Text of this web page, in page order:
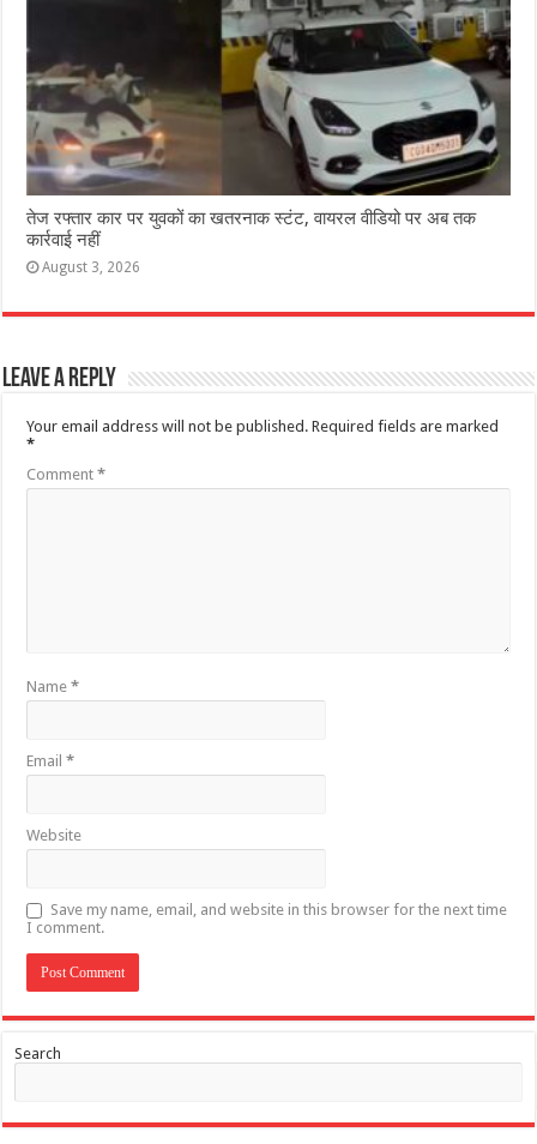
तेज रफ्तार कार पर युवकों का खतरनाक स्टंट, वायरल वीडियो पर अब तक
कार्रवाई नहीं
August 3, 2026
Leave a Reply
Your email address will not be published. Required fields are marked
*
Comment*
Name*
Email*
Website
Save my name, email, and website in this browser for the next time
I comment.
Search